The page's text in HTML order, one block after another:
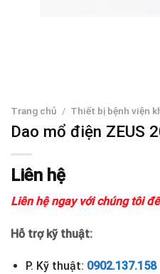
Trang chủ / Thiết bị bệnh viện
Dao mổ điện ZEUS
Liên hệ
Liên hệ ngay với chúng tôi
Hỗ trợ kỹ thuật:
P. Kỹ thuật: 0902.137.158